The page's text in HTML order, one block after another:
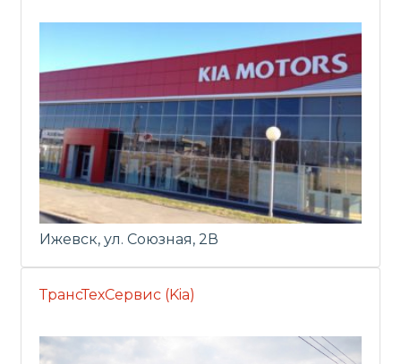
Ижевск, ул. Союзная, 2В
ТрансТехСервис (Kia)